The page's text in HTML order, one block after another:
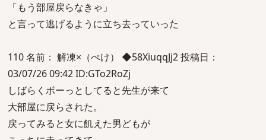
「もう部屋戻らなきゃ」
と言って逃げるように立ち去っていった
110 名前： 解凍×（ぺけ） ◆58XiuqqJj2 投稿日：
03/07/26 09:42 ID:GTo2RoZj
しばらくボーっとしてると先生が来て
大部屋に戻らされた。
戻ってみると女に飢えた男どもが